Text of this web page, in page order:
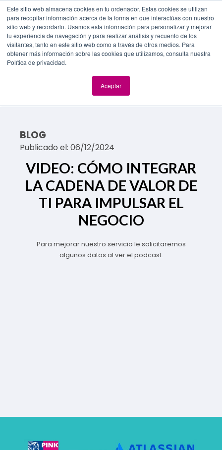
Este sitio web almacena cookies en tu ordenador. Estas cookies se utilizan
para recopilar información acerca de la forma en que interactúas con nuestro
sitio web y recordarlo. Usamos esta información para personalizar y mejorar
tu experiencia de navegación y para realizar análisis y recuento de los
visitantes, tanto en este sitio web como a través de otros medios. Para
obtener más información sobre las cookies que utilizamos, consulta nuestra
Política de privacidad.
Aceptar
BLOG
Publicado el: 06/12/2024
VIDEO: CÓMO INTEGRAR
LA CADENA DE VALOR DE
TI PARA IMPULSAR EL
NEGOCIO
Para mejorar nuestro servicio le solicitaremos
algunos datos al ver el podcast.